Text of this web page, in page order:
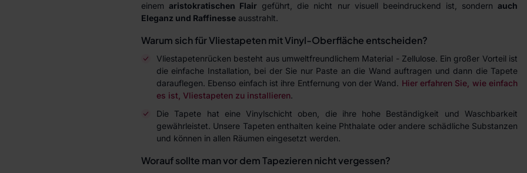
einemaristokratischen Flair geführt, die nicht nur visuell beeindruckend ist, sondernauch
Eleganz und Raffinesse ausstrahlt.
Warum sich für Vliestapeten mit Vinyl-Oberfläche entscheiden?
Vliestapetenrücken besteht aus umweltfreundlichem Material - Zellulose. Ein großer Vorteil ist
die einfache Installation, bei der Sie nur Paste an die Wand auftragen und dann die Tapete
darauflegen. Ebenso einfach ist ihre Entfernung von der Wand. Hier erfahren Sie, wie einfach
es ist, Vliestapeten zu installieren.
Die Tapete hat eine Vinylschicht oben, die ihre hohe Beständigkeit und Waschbarkeit
gewährleistet. Unsere Tapeten enthalten keine Phthalate oder andere schädliche Substanzen
und können in allen Räumen eingesetzt werden.
Worauf sollte man vor dem Tapezieren nicht vergessen?